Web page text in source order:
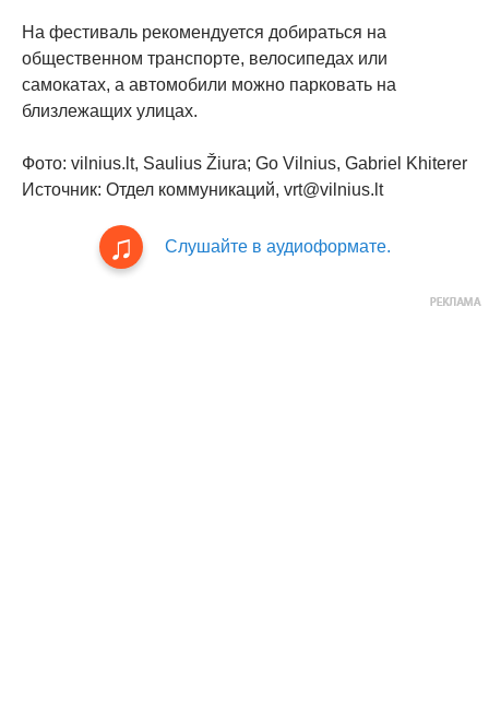
На фестиваль рекомендуется добираться на
общественном транспорте, велосипедах или
самокатах, а автомобили можно парковать на
близлежащих улицах.
Фото: vilnius.lt, Saulius Žiura; Go Vilnius, Gabriel Khiterer
Источник: Отдел коммуникаций, vrt@vilnius.lt
Слушайте в аудиоформате.